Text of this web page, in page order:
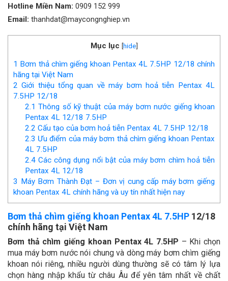
Hotline Miền Nam: 0909 152 999
Email: thanhdat@maycongnghiep.vn
Mục lục [hide]
1 Bơm thả chìm giếng khoan Pentax 4L 7.5HP 12/18 chính
hãng tại Việt Nam
2 Giới thiệu tổng quan về máy bơm hoả tiễn Pentax 4L
7.5HP 12/18
2.1 Thông số kỹ thuật của máy bơm nước giếng khoan
Pentax 4L 12/18 7.5HP
2.2 Cấu tạo của bơm hoả tiễn Pentax 4L 7.5HP 12/18
2.3 Ưu điểm của máy bơm thả chìm giếng khoan Pentax
4L 7.5HP
2.4Các công dụng nổi bật của máy bơm chìm hoả tiễn
Pentax 4L 12/18
3 Máy Bơm Thành Đạt – Đơn vị cung cấp máy bơm giếng
khoan Pentax 4L chính hãng và uy tín nhất hiện nay
Bơm thả chìm giếng khoan Pentax 4L 7.5HP 12/18
chính hãng tại Việt Nam
Bơm thả chìm giếng khoan Pentax 4L 7.5HP – Khi chọn
mua máy bơm nước nói chung và dòng máy bơm chìm giếng
khoan nói riêng, nhiều người dùng thường sẽ có tâm lý lựa
chọn hàng nhập khẩu từ châu Âu để yên tâm nhất về chất